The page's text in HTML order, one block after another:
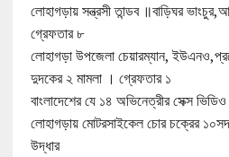
লোহাগড়ায় সন্ত্রসী তান্ডব ॥বাড়িঘর
গ্রেফতার ৮
লোহাগড়া উপজেলা চেয়ারম্যান,
দুদকের ২ মামলা । গ্রেফতার ১
বাংলাদেশের যে ১৪ অভিনেত্রীর সেক্স
লোহাগড়ায় মোটরসাইকেল চোর চক্রের
উদ্ধার